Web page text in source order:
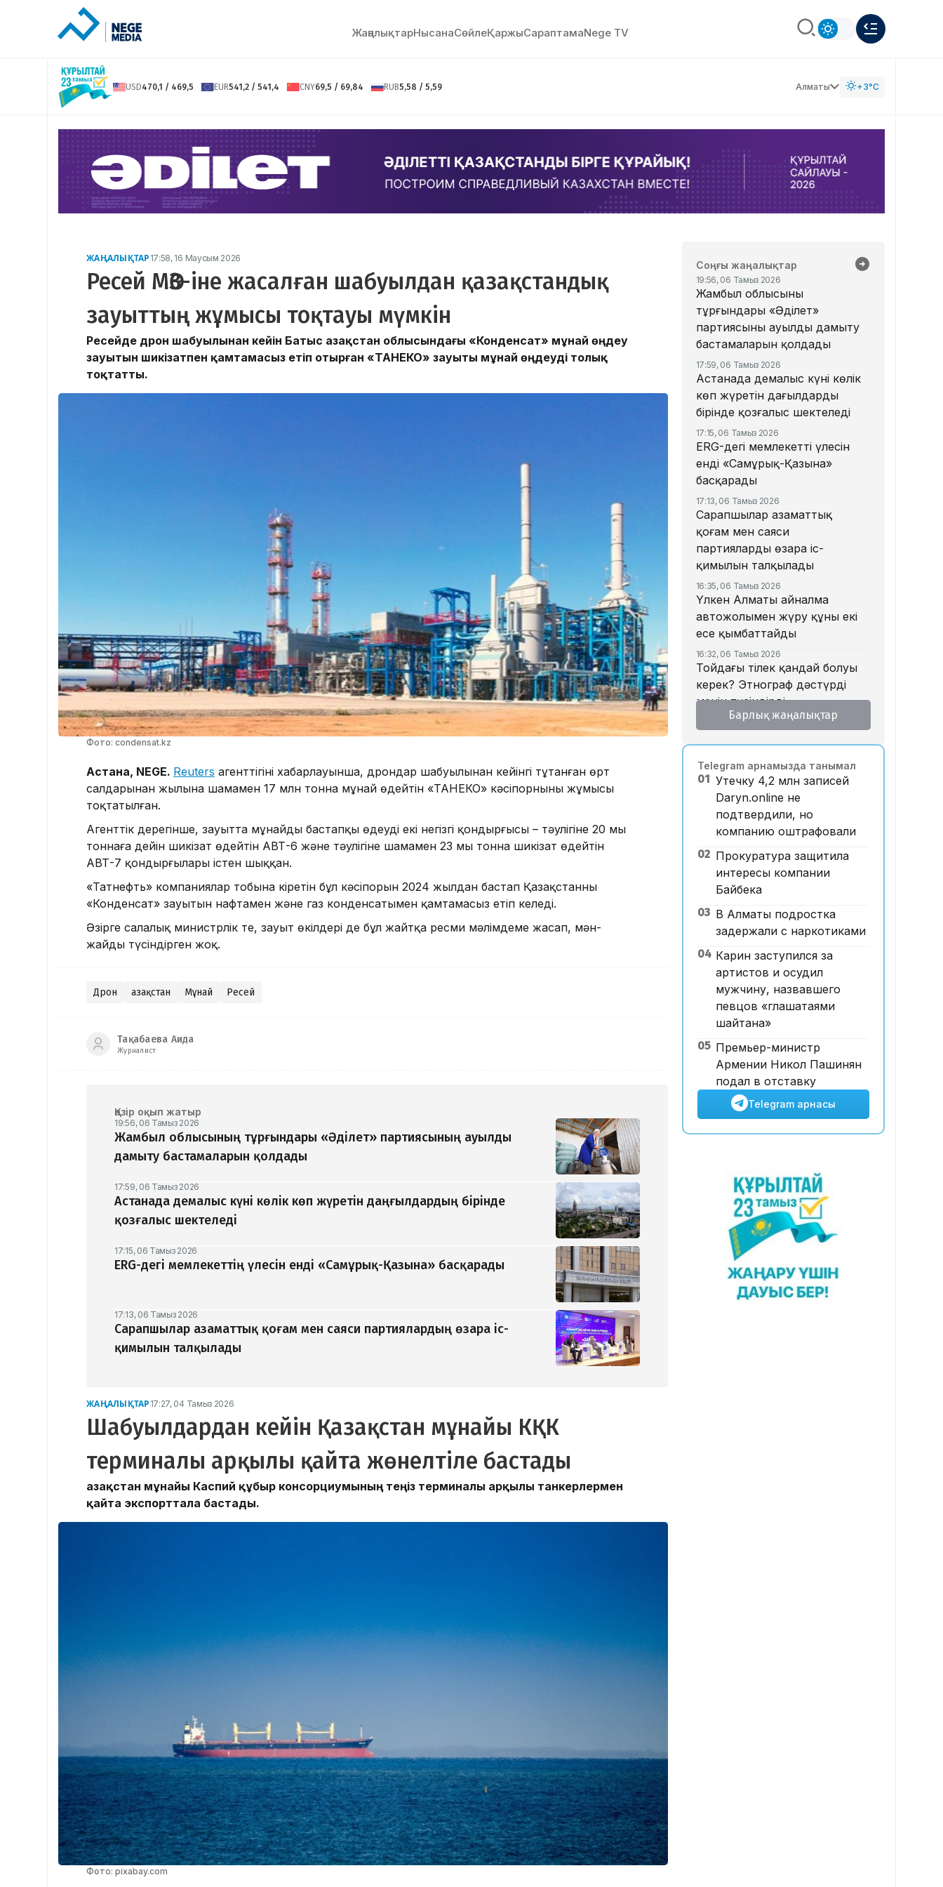
ЖаңалықтарНысанаСөйлeҚаржыСараптамаNege TV
USD470,1 / 469,5 EUR541,2 / 541,4 CNY69,5 / 69,84 RUB5,58 / 5,59 Алматы +3°C
ЖАҢАЛЫҚТАР 17:58, 16 Маусым 2026
Ресей МӨЗ-іне жасалған шабуылдан қазақстандық
зауыттың жұмысы тоқтауы мүмкін
Ресейде дрон шабуылынан кейін Батыс Қазақстан облысындағы «Конденсат» мұнай өңдеу
зауытын шикізатпен қамтамасыз етіп отырған «ТАНЕКО» зауыты мұнай өңдеуді толық
тоқтатты.
Фото: condensat.kz
Астана, NEGE. Reuters агенттігінің хабарлауынша, дрондар шабуылынан кейінгі тұтанған өрт
салдарынан жылына шамамен 17 млн тонна мұнай өңдейтін «ТАНЕКО» кәсіпорнының жұмысы
тоқтатылған.
Агенттік дерегінше, зауытта мұнайды бастапқы өңдеудің екі негізгі қондырғысы – тәулігіне 20 мың
тоннаға дейін шикізат өңдейтін АВТ-6 және тәулігіне шамамен 23 мың тонна шикізат өңдейтін
АВТ-7 қондырғылары істен шыққан.
«Татнефть» компаниялар тобына кіретін бұл кәсіпорын 2024 жылдан бастап Қазақстанның
«Конденсат» зауытын нафтамен және газ конденсатымен қамтамасыз етіп келеді.
Әзірге салалық министрлік те, зауыт өкілдері де бұл жайтқа ресми мәлімдеме жасап, мән-
жайды түсіндірген жоқ.
Дрон Қазақстан Мұнай Ресей
Тақабаева Аида
Журналист
Қазір оқып жатыр
19:56, 06 Тамыз 2026
Жамбыл облысының тұрғындары «Әділет» партиясының ауылды
дамыту бастамаларын қолдады
17:59, 06 Тамыз 2026
Астанада демалыс күні көлік көп жүретін даңғылдардың бірінде
қозғалыс шектеледі
17:15, 06 Тамыз 2026
ERG-дегі мемлекеттің үлесін енді «Самұрық-Қазына» басқарады
17:13, 06 Тамыз 2026
Сарапшылар азаматтық қоғам мен саяси партиялардың өзара іс-
қимылын талқылады
ЖАҢАЛЫҚТАР 17:27, 04 Тамыз 2026
Шабуылдардан кейін Қазақстан мұнайы КҚК
терминалы арқылы қайта жөнелтіле бастады
Қазақстан мұнайы Каспий құбыр консорциумының теңіз терминалы арқылы танкерлермен
қайта экспорттала бастады.
Фото: pixabay.com
Соңғы жаңалықтар
19:56, 06 Тамыз 2026
Жамбыл облысының
тұрғындары «Әділет»
партиясының ауылды дамыту
бастамаларын қолдады
17:59, 06 Тамыз 2026
Астанада демалыс күні көлік
көп жүретін даңғылдардың
бірінде қозғалыс шектеледі
17:15, 06 Тамыз 2026
ERG-дегі мемлекеттің үлесін
енді «Самұрық-Қазына»
басқарады
17:13, 06 Тамыз 2026
Сарапшылар азаматтық
қоғам мен саяси
партиялардың өзара іс-
қимылын талқылады
16:35, 06 Тамыз 2026
Үлкен Алматы айналма
автожолымен жүру құны екі
есе қымбаттайды
16:32, 06 Тамыз 2026
Тойдағы тілек қандай болуы
керек? Этнограф дәстүрдің
мәнін түсіндірді
16:26, 06 Тамыз 2026
қатысты жауап берді
14:52, 06 Тамыз 2026
Қазақстанда 2 млн теңге
жалақы қай саланың
мамандарына ұсынылады?
14:05, 06 Тамыз 2026
Астанада жолаушы мінген
ұшқышсыз әуе таксиі алғаш
рет көкке көтерілді
12:33, 06 Тамыз 2026
Отбасы банк ипотека
бойынша ескі үйлерге
қойылатын талаптарды
жеңілдетті
Барлық жаңалықтар
Telegram арнамызда танымал
01 Утечку 4,2 млн записей
Daryn.online не
подтвердили, но
компанию оштрафовали
02 Прокуратура защитила
интересы компании
Байбека
03 В Алматы подростка
задержали с наркотиками
04 Карин заступился за
артистов и осудил
мужчину, назвавшего
певцов «глашатаями
шайтана»
05 Премьер-министр
Армении Никол Пашинян
подал в отставку
Telegram арнасы